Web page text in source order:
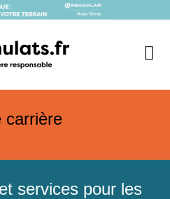
carrière
services pour les